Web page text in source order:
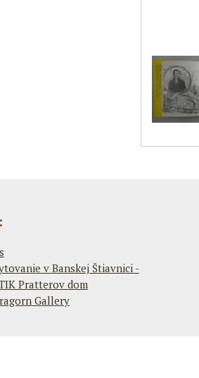
v Banskej Štiavnici -
Pratterov dom
Gallery